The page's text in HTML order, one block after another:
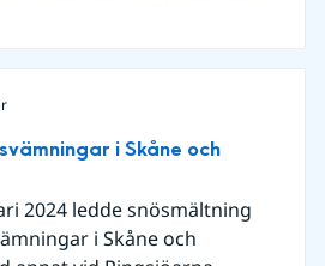
i Skåne och
2024 ledde snösmältning
i Skåne och